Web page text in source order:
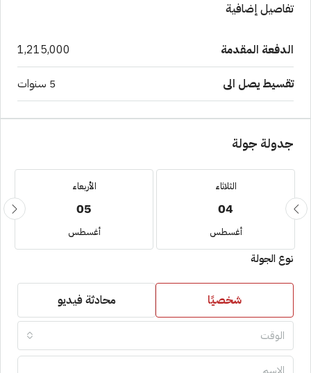
تفاصيل إضافية
الدفعة المقدمة 1,215,000
تقسيط يصل الى 5 سنوات
جدولة جولة
الثلاثاء
04
أغسطس
الأربعاء
05
أغسطس
نوع الجولة
شخصيًا محادثة فيديو
الوقت